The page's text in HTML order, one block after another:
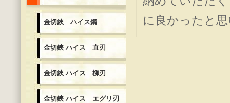
金切鋏 ハイス鋼
金切鋏 ハイス 直刃
金切鋏 ハイス 柳刃
金切鋏 ハイス エグリ刃
に良かったと